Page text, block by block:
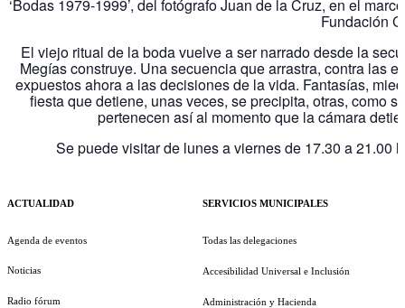
‘Bodas 1979-1999’, del fotógrafo Juan de la Cruz, en el
Fundación
El viejo ritual de la boda vuelve a ser narrado desde la
Megías construye. Una secuencia que arrastra, contra las
expuestos ahora a las decisiones de la vida. Fantasías,
fiesta que detiene, unas veces, se precipita, otras, como
pertenecen así al momento que la cámara
Se puede visitar de lunes a viernes de 17.30 a 21.00
ACTUALIDAD
Agenda de eventos
Noticias
Radio fórum
SERVICIOS MUNICIPALES
Todas las delegaciones
Accesibilidad Universal e Inclusión
Administración y Hacienda